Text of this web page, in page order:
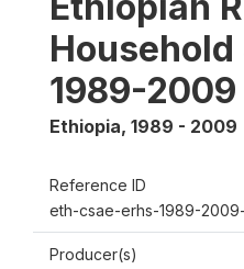
1989-2009
Ethiopia, 1989 - 2009
Reference ID
eth-csae-erhs-1989-
Producer(s)